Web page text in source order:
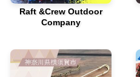
Raft &Crew Outdoor
Company